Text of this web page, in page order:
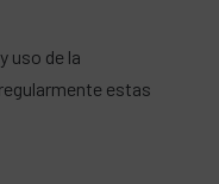
uso de la
estas